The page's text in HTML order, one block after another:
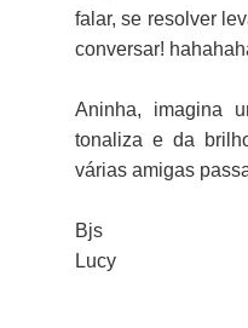
falar, se resolver
conversar!
Aninha, imagina
tonaliza e da
várias amigas
Bjs
Lucy